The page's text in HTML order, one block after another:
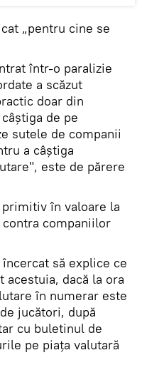
„pentru cine se
într-o paralizie
a scăzut
doar din
de pe
sutele de companii
a câștiga
este de părere
primitiv în valoare la
companiilor
să explice ce
dacă la ora
în numerar este
jucători, după
cu buletinul de
pe piața valutară